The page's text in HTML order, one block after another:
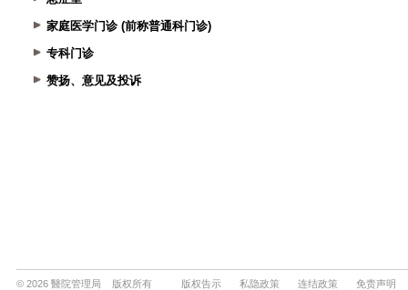
家庭医学门诊 (前称普通科门诊)
专科门诊
赞扬、意见及投诉
© 2026 醫院管理局 版权所有 版权告示 私隐政策 连结政策
免责声明